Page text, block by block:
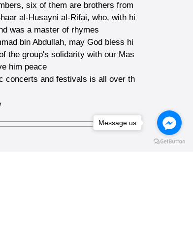
six of them are brothers from
al-Husayni al-Rifai, who, with hi
was a master of rhymes
bin Abdullah, may God bless hi
the group's solidarity with our Mas
him peace
concerts and festivals is all over th
Message us